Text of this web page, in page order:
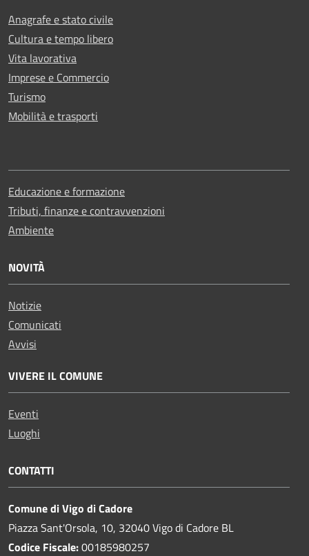
Anagrafe e stato civile
Cultura e tempo libero
Vita lavorativa
Imprese e Commercio
Turismo
Mobilità e trasporti
Educazione e formazione
Tributi, finanze e contravvenzioni
Ambiente
NOVITÀ
Notizie
Comunicati
Avvisi
VIVERE IL COMUNE
Eventi
Luoghi
CONTATTI
Comune di Vigo di Cadore
Piazza Sant'Orsola, 10, 32040 Vigo di Cadore BL
Codice Fiscale:00185980257